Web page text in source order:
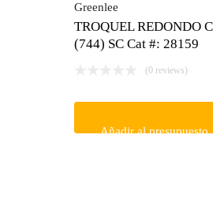
Greenlee
TROQUEL REDONDO
(744) SC Cat #: 28159
(0 reviews)
Añadir al presupuesto